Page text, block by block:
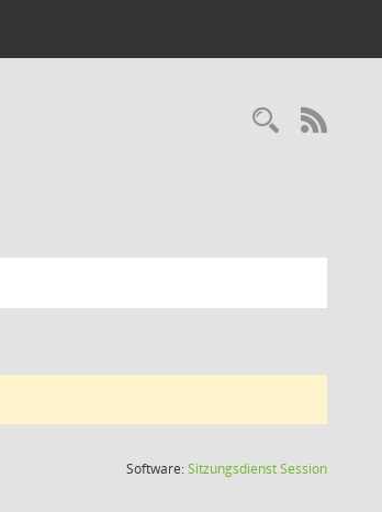
Software:SitzungsdienstSession(Wird in